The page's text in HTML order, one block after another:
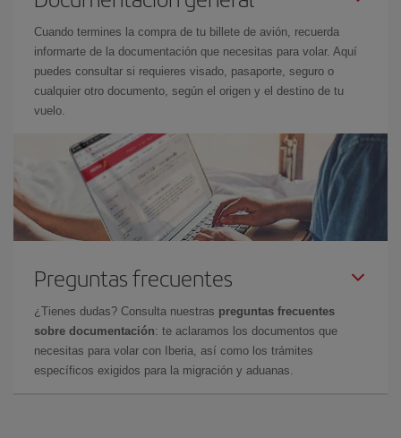
Cuando termines la compra de tu billete de avión, recuerda
informarte de la documentación que necesitas para volar. Aquí
puedes consultar si requieres visado, pasaporte, seguro o
cualquier otro documento, según el origen y el destino de tu
vuelo.
Preguntas frecuentes
¿Tienes dudas? Consulta nuestras preguntas frecuentes
sobre documentación: te aclaramos los documentos que
necesitas para volar con Iberia, así como los trámites
específicos exigidos para la migración y aduanas.